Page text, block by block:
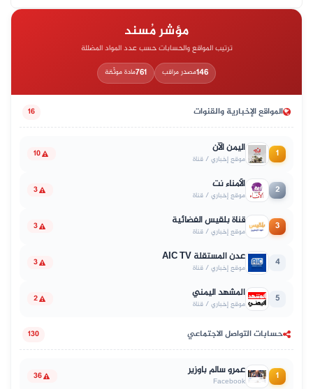
مؤشر مُسند
ترتيب المواقع والحسابات حسب عدد المواد المضللة
146مصدر مراقب 761مادة موثّقة
المواقع الإخبارية والقنوات 16
1 اليمن الآن
موقع إخباري / قناة 10
2 الأمناء نت
موقع إخباري / قناة 3
3 قناة بلقيس الفضائية
موقع إخباري / قناة 3
4 عدن المستقلة AIC TV
موقع إخباري / قناة 3
5 المشهد اليمني
موقع إخباري / قناة 2
حسابات التواصل الاجتماعي 130
1 عمرو سالم باوزير
Facebook
36